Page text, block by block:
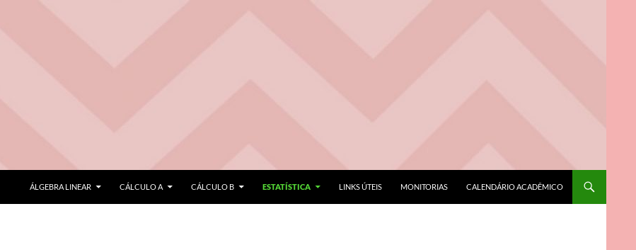
ÁLGEBRA LINEAR CÁLCULO A CÁLCULO B ESTATÍSTICA LINKS ÚTEIS MONITORIAS CALENDÁRIO ACADÊMICO